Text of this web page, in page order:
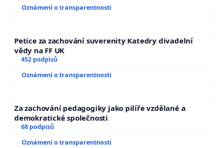
Oznámení o transparentnosti
Petice za zachování suverenity Katedry divadelní
vědy na FF UK
452 podpisů
Oznámení o transparentnosti
Za zachování pedagogiky jako pilíře vzdělané a
demokratické společnosti
68 podpisů
Oznámení o transparentnosti